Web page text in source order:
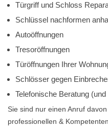
Türgriff und Schloss
Schlüssel nachformen
Autoöffnungen
Tresoröffnungen
Türöffnungen Ihrer
Schlösser gegen
Telefonische Beratung
Sie sind nur einen Anruf
professionellen &